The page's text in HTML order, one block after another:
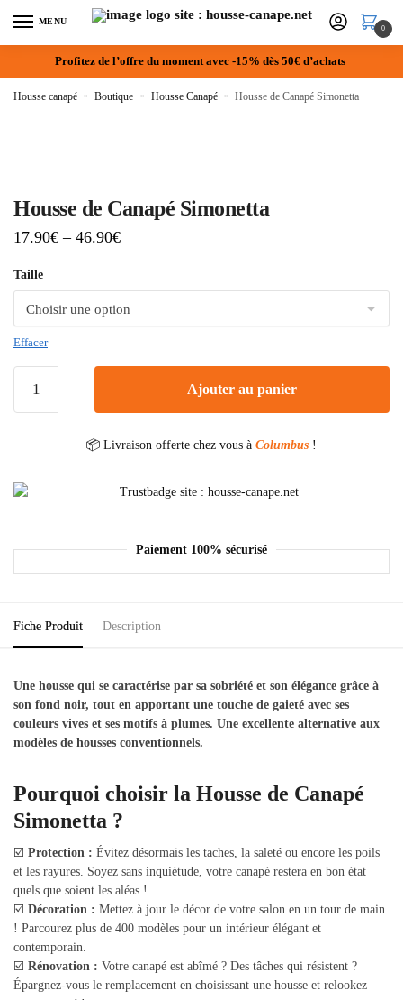
MENU
0
Profitez de l’offre du moment avec -15% dès 50€ d’achats
Housse canapé » Boutique » Housse Canapé » Housse de Canapé Simonetta
Housse de Canapé Simonetta
17.90€ – 46.90€
Taille
Effacer
Ajouter au panier
📦 Livraison offerte chez vous à Columbus !
Paiement 100% sécurisé
Fiche Produit Description
Une housse qui se caractérise par sa sobriété et son élégance grâce à
son fond noir, tout en apportant une touche de gaieté avec ses
couleurs vives et ses motifs à plumes. Une excellente alternative aux
modèles de housses conventionnels.
Pourquoi choisir la Housse de Canapé
Simonetta ?
☑️ Protection : Évitez désormais les taches, la saleté ou encore les poils
et les rayures. Soyez sans inquiétude, votre canapé restera en bon état
quels que soient les aléas !
☑️ Décoration : Mettez à jour le décor de votre salon en un tour de main
! Parcourez plus de 400 modèles pour un intérieur élégant et
contemporain.
☑️ Rénovation : Votre canapé est abîmé ? Des tâches qui résistent ?
Épargnez-vous le remplacement en choisissant une housse et relookez